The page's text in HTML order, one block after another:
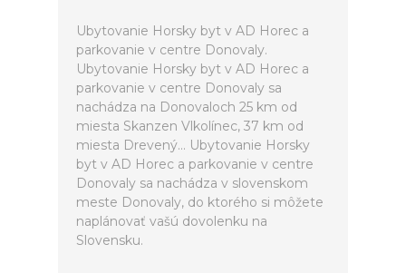
Ubytovanie Horsky byt v AD Horec a
parkovanie v centre Donovaly.
Ubytovanie Horsky byt v AD Horec a
parkovanie v centre Donovaly sa
nachádza na Donovaloch 25 km od
miesta Skanzen Vlkolínec, 37 km od
miesta Drevený... Ubytovanie Horsky
byt v AD Horec a parkovanie v centre
Donovaly sa nachádza v slovenskom
meste Donovaly, do ktorého si môžete
naplánovať vašú dovolenku na
Slovensku.